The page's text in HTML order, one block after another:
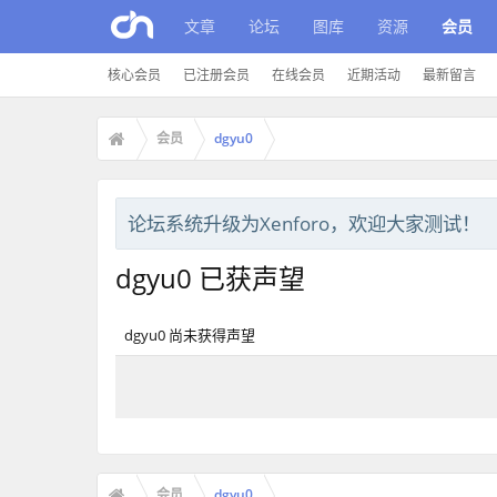
文章 论坛 图库 资源 会员
核心会员 已注册会员 在线会员 近期活动 最新留言
会员 dgyu0
论坛系统升级为Xenforo，欢迎大家测试！
dgyu0 已获声望
dgyu0 尚未获得声望